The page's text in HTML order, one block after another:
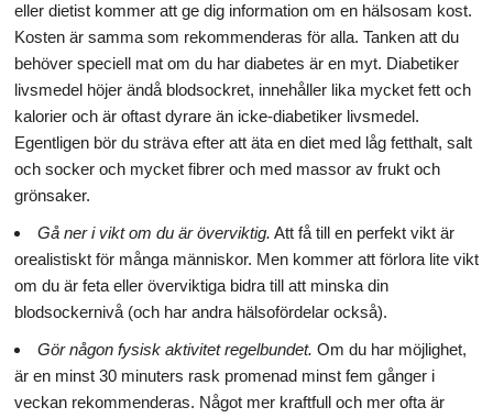
eller dietist kommer att ge dig information om en hälsosam kost.
Kosten är samma som rekommenderas för alla. Tanken att du
behöver speciell mat om du har diabetes är en myt. Diabetiker
livsmedel höjer ändå blodsockret, innehåller lika mycket fett och
kalorier och är oftast dyrare än icke-diabetiker livsmedel.
Egentligen bör du sträva efter att äta en diet med låg fetthalt, salt
och socker och mycket fibrer och med massor av frukt och
grönsaker.
Gå ner i vikt om du är överviktig. Att få till en perfekt vikt är
orealistiskt för många människor. Men kommer att förlora lite vikt
om du är feta eller överviktiga bidra till att minska din
blodsockernivå (och har andra hälsofördelar också).
Gör någon fysisk aktivitet regelbundet. Om du har möjlighet,
är en minst 30 minuters rask promenad minst fem gånger i
veckan rekommenderas. Något mer kraftfull och mer ofta är